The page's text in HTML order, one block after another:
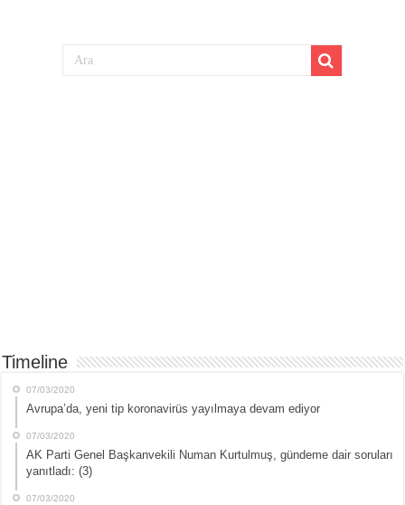
Timeline
07/03/2020
Avrupa’da, yeni tip koronavirüs yayılmaya devam ediyor
07/03/2020
AK Parti Genel Başkanvekili Numan Kurtulmuş, gündeme dair soruları
yanıtladı: (3)
07/03/2020